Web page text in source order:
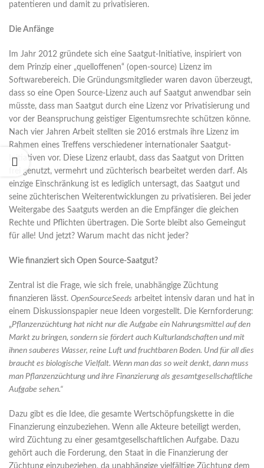
patentieren und damit zu privatisieren.
Die Anfänge
Im Jahr 2012 gründete sich eine Saatgut-Initiative, inspiriert von
dem Prinzip einer „quelloffenen“ (open-source) Lizenz im
Softwarebereich. Die Gründungsmitglieder waren davon überzeugt,
dass so eine Open Source-Lizenz auch auf Saatgut anwendbar sein
müsste, dass man Saatgut durch eine Lizenz vor Privatisierung und
vor der Beanspruchung geistiger Eigentumsrechte schützen könne.
Nach vier Jahren Arbeit stellten sie 2016 erstmals ihre Lizenz im
Rahmen eines Treffens verschiedener internationaler Saatgut-
Initiativen vor. Diese Lizenz erlaubt, dass das Saatgut von Dritten
frei genutzt, vermehrt und züchterisch bearbeitet werden darf. Als
einzige Einschränkung ist es lediglich untersagt, das Saatgut und
seine züchterischen Weiterentwicklungen zu privatisieren. Bei jeder
Weitergabe des Saatguts werden an die Empfänger die gleichen
Rechte und Pflichten übertragen. Die Sorte bleibt also Gemeingut
für alle! Und jetzt? Warum macht das nicht jeder?
Wie finanziert sich Open Source-Saatgut?
Zentral ist die Frage, wie sich freie, unabhängige Züchtung
finanzieren lässt. OpenSourceSeeds arbeitet intensiv daran und hat in
einem Diskussionspapier neue Ideen vorgestellt. Die Kernforderung:
„Pflanzenzüchtung hat nicht nur die Aufgabe ein Nahrungsmittel auf den
Markt zu bringen, sondern sie fördert auch Kulturlandschaften und mit
ihnen sauberes Wasser, reine Luft und fruchtbaren Boden. Und für all dies
braucht es biologische Vielfalt. Wenn man das so weit denkt, dann muss
man Pflanzenzüchtung und ihre Finanzierung als gesamtgesellschaftliche
Aufgabe sehen.“
Dazu gibt es die Idee, die gesamte Wertschöpfungskette in die
Finanzierung einzubeziehen. Wenn alle Akteure beteiligt werden,
wird Züchtung zu einer gesamtgesellschaftlichen Aufgabe. Dazu
gehört auch die Forderung, den Staat in die Finanzierung der
Züchtung einzubeziehen, da unabhängige vielfältige Züchtung dem